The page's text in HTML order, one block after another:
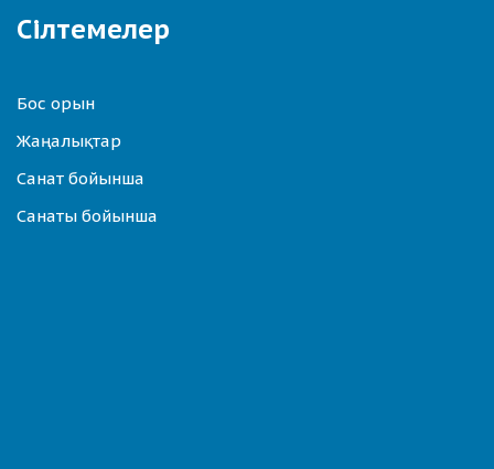
Сілтемелер
Бос орын
Жаңалықтар
Санат бойынша
Санаты бойынша